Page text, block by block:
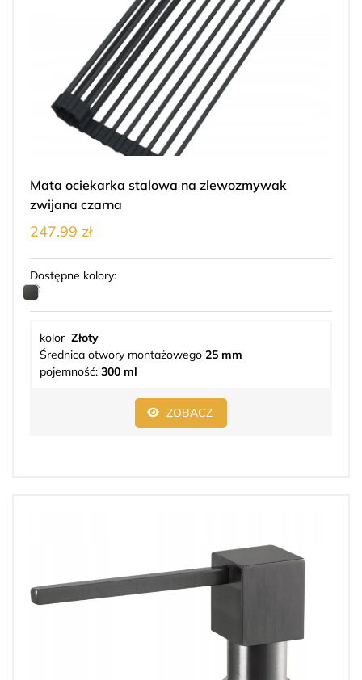
Mata ociekarka stalowa na zlewozmywak
zwijana czarna
247.99 zł
Dostępne kolory:
kolor Złoty
Średnica otwory montażowego 25 mm
pojemność: 300 ml
ZOBACZ